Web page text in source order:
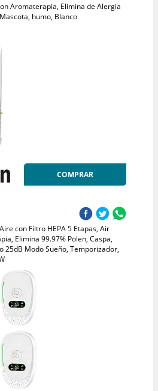
Aromaterapia, Elimina de Alergia
humo, Blanco
COMPRAR
con Filtro HEPA 5 Etapas, Air
Elimina 99.97% Polen, Caspa,
25dB Modo Sueño, Temporizador,